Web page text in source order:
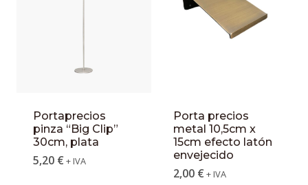
Portaprecios
pinza “Big Clip”
30cm, plata
5,20 € + IVA
Porta precios
metal 10,5cm x
15cm efecto latón
envejecido
2,00 € + IVA